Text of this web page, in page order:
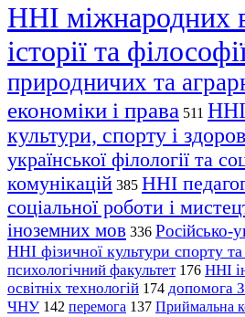
ННІ міжнародних
історії та
природничих та
економіки і права 511 ННІ
культури, спорту і
української філології та
комунікацій 385 ННІ
соціальної роботи і
іноземних мов 336 Російсько-
ННІ фізичної культури спорту та
психологічний факультет 176 ННІ
освітніх технологій 174 допомога
ЧНУ 142 перемога 137 Приймальна